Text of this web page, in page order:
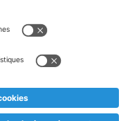
légales
et jusqu'à
nous serions
Recupel et TVA incl.
a été adoptée